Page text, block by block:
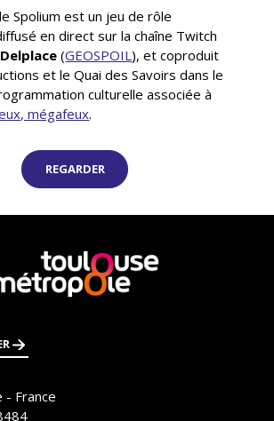
Spolium est un jeu de rôle
en direct sur la chaîne Twitch
(GEOSPOIL), et coproduit
et le Quai des Savoirs dans le
culturelle associée à
mégafeux.
REGARDER
En
savoir
plus
- France